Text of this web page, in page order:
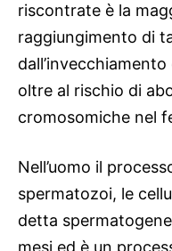
riscontrate è la
raggiungimento di
oltre al rischio di
cromosomiche nel
Nell’uomo il
spermatozoi, le
detta
mesi ed è un